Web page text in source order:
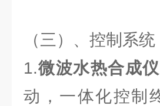
（三）、控制系统
1.微波水热合成仪
动，一体化控制